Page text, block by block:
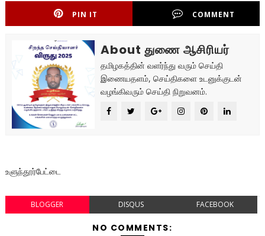
PIN IT COMMENT
About துணை ஆசிரியர்
தமிழகத்தின் வளர்ந்து வரும் செய்தி
இணையதளம், செய்திகளை உடனுக்குடன்
வழங்கிவரும் செய்தி நிறுவனம்.
உளுந்தூர்பேட்டை
BLOGGER DISQUS FACEBOOK
NO COMMENTS: